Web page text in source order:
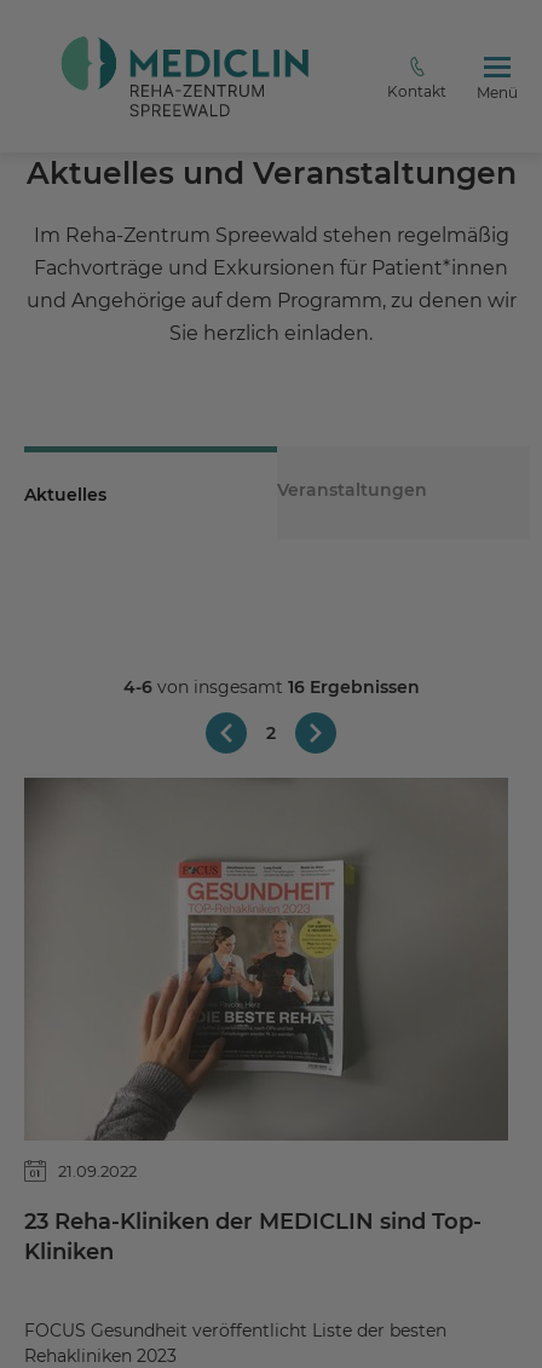
Kontakt Menü
Aktuelles und Veranstaltungen
Im Reha-Zentrum Spreewald stehen regelmäßig
Fachvorträge und Exkursionen für Patient*innen
und Angehörige auf dem Programm, zu denen wir
Sie herzlich einladen.
Aktuelles Veranstaltungen
2
4-6von insgesamt 16 Ergebnissen
21.09.2022
23 Reha-Kliniken der MEDICLIN sind Top-
Kliniken
FOCUS Gesundheit veröffentlicht Liste der besten
Rehakliniken 2023